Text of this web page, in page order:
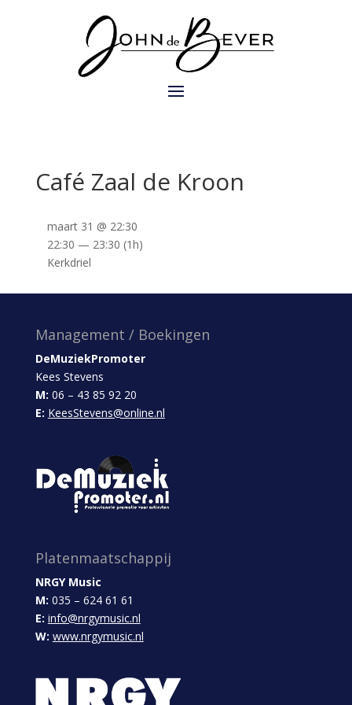
Café Zaal de Kroon
maart 31 @ 22:30
22:30 — 23:30 (1h)
Kerkdriel
Management / Boekingen
DeMuziekPromoter
Kees Stevens
M: 06 – 43 85 92 20
E: KeesStevens@online.nl
Platenmaatschappij
NRGY Music
M: 035 – 624 61 61
E: info@nrgymusic.nl
W: www.nrgymusic.nl